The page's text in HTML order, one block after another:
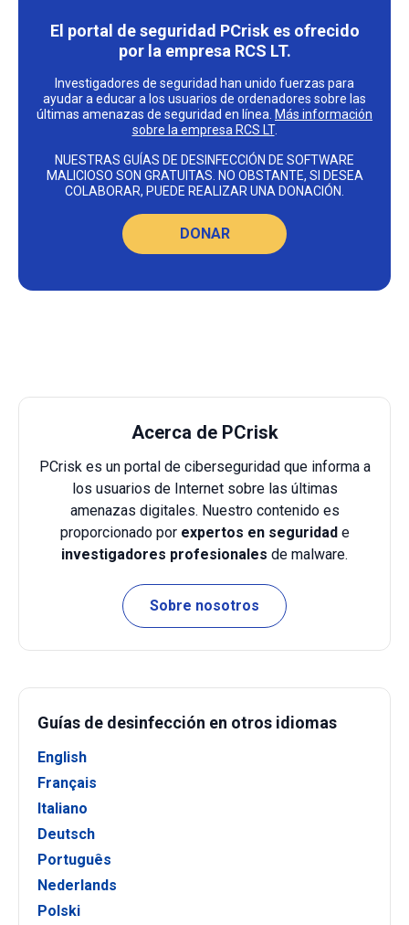
El portal de seguridad PCrisk es ofrecido
por la empresa RCS LT.
Investigadores de seguridad han unido fuerzas para
ayudar a educar a los usuarios de ordenadores sobre las
últimas amenazas de seguridad en línea. Más información
sobre la empresa RCS LT.
NUESTRAS GUÍAS DE DESINFECCIÓN DE SOFTWARE
MALICIOSO SON GRATUITAS. NO OBSTANTE, SI DESEA
COLABORAR, PUEDE REALIZAR UNA DONACIÓN.
DONAR
Acerca de PCrisk
PCrisk es un portal de ciberseguridad que informa a
los usuarios de Internet sobre las últimas
amenazas digitales. Nuestro contenido es
proporcionado por expertos en seguridade
investigadores profesionales de malware.
Sobre nosotros
Guías de desinfección en otros idiomas
English
Français
Italiano
Deutsch
Português
Nederlands
Polski